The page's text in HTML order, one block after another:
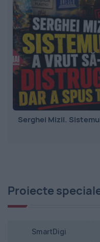
Serghei Mizil.
Proiecte
SmartDigi